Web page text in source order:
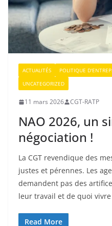
ACTUALITÉS POLITIQUE
UNCATEGORIZED
11 mars 2026 CGT-RATP
NAO 2026, un
négociation !
La CGT revendique des
justes et pérennes. Les
demandent pas des
leur travail et de quoi
Read More